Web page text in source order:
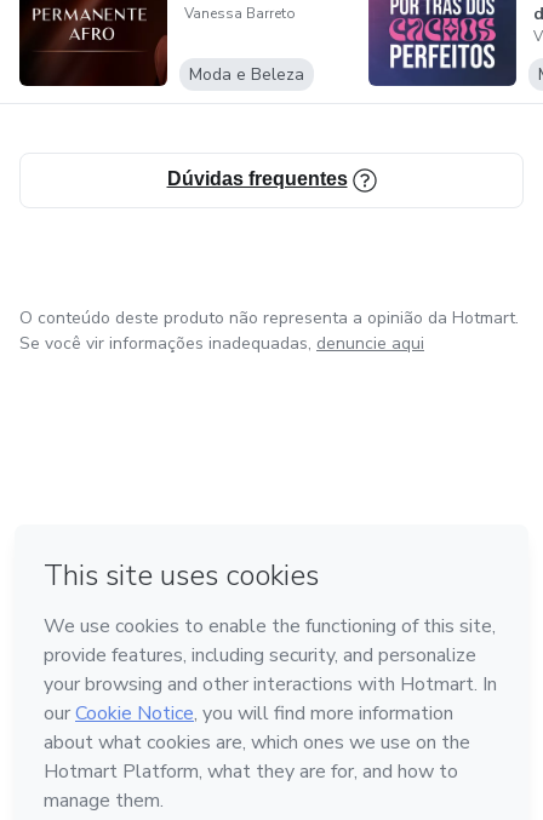
Vanessa Barreto
Moda e Beleza
Dúvidas frequentes
O conteúdo deste produto não representa a opinião da Hotmart.
Se você vir informações inadequadas, denuncie aqui
Feito com ❤ em Bogotá
Conheça a Hotmart
Idioma
Português